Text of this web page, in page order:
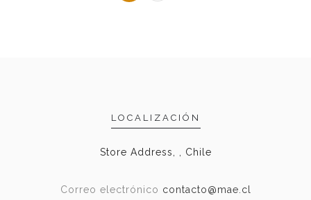
LOCALIZACIÓN
Store Address, , Chile
Correo electrónico contacto@mae.cl